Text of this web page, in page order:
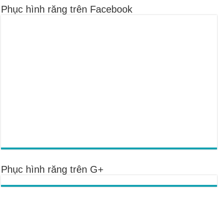
Phục hình răng trên Facebook
Phục hình răng trên G+